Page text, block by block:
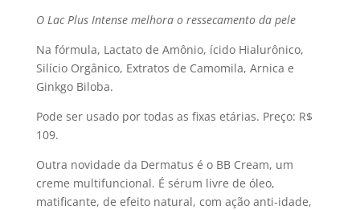
O Lac Plus Intense melhora o ressecamento da pele
Na fórmula, Lactato de Amônio, ícido Hialurônico,
Silí­cio Orgânico, Extratos de Camomila, Arnica e
Ginkgo Biloba.
Pode ser usado por todas as fixas etárias. Preço: R$
109.
Outra novidade da Dermatus é o BB Cream, um
creme multifuncional. É sérum livre de óleo,
matificante, de efeito natural, com ação anti-idade,